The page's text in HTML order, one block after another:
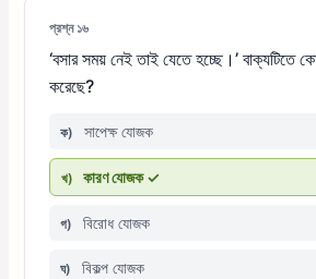
প্রশ্ন ১৬
‘বসার সময় নেই তাই যেতে হচ্ছে।’ বাক্যটিতে
করেছে?
ক) সাপেক্ষ যোজক
খ) কারণ যোজক ✓
গ) বিরোধ যোজক
ঘ) বিকল্প যোজক